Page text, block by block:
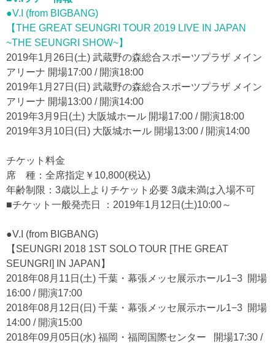
●V.I (from BIGBANG)
【THE GREAT SEUNGRI TOUR 2019 LIVE IN JAPAN
~THE SEUNGRI SHOW~】
2019年1月26日(土) 武蔵野の森総合スポーツプラザ メイン
アリーナ 開場17:00 / 開演18:00
2019年1月27日(日) 武蔵野の森総合スポーツプラザ メイン
アリーナ 開場13:00 / 開演14:00
2019年3月9日(土) 大阪城ホール 開場17:00 / 開演18:00
2019年3月10日(日) 大阪城ホール 開場13:00 / 開演14:00
チケット料金
席 種：全席指定￥10,800(税込)
年齢制限：3歳以上よりチケット必要 3歳未満は入場不可
■チケット一般発売日 ：2019年1月12日(土)10:00～
●V.I (from BIGBANG)
【SEUNGRI 2018 1ST SOLO TOUR [THE GREAT
SEUNGRI] IN JAPAN】
2018年08月11日(土) 千葉・幕張メッセ展示ホール1−3 開場
16:00 / 開演17:00
2018年08月12日(日) 千葉・幕張メッセ展示ホール1−3 開場
14:00 / 開演15:00
2018年09月05日(水) 福岡・福岡国際センター 開場17:30 /